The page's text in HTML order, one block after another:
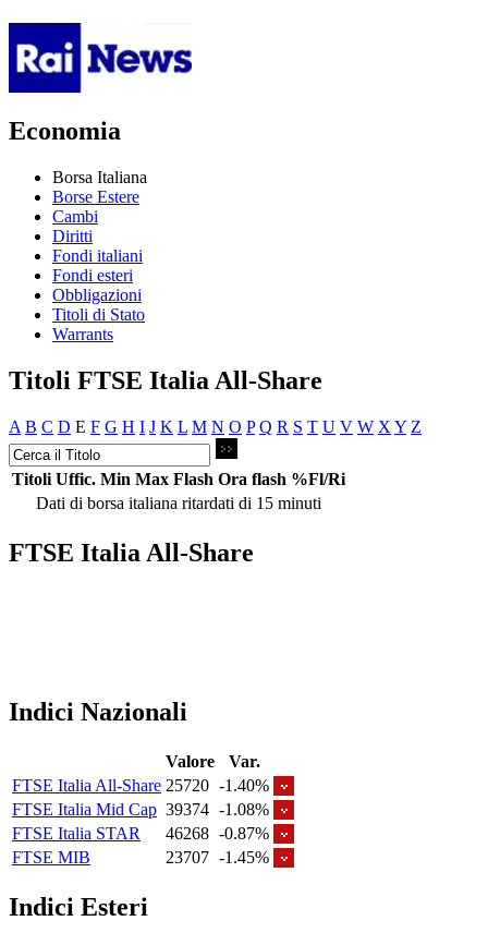
Economia
Borsa Italiana
Borse Estere
Cambi
Diritti
Fondi italiani
Fondi esteri
Obbligazioni
Titoli di Stato
Warrants
Titoli FTSE Italia All-Share
A B C D E F G H I J K L M N O P Q R S T U V W X Y Z
Titoli Uffic. Min Max Flash Ora flash %Fl/Ri
Dati di borsa italiana ritardati di 15 minuti
FTSE Italia All-Share
Indici Nazionali
Valore
Var.
FTSE Italia All-Share 25720 -1.40%
FTSE Italia Mid Cap 39374 -1.08%
FTSE Italia STAR
46268 -0.87%
FTSE MIB
23707 -1.45%
Indici Esteri